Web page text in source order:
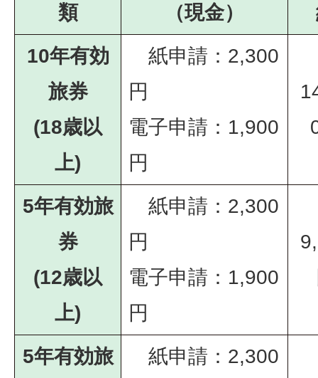
類
（現金）
10年有効
旅券
(18歳以
上)
紙申請：2,300
円
電子申請：1,900
円
5年有効旅
券
(12歳以
上)
紙申請：2,300
円
電子申請：1,900
円
5年有効旅
紙申請：2,300